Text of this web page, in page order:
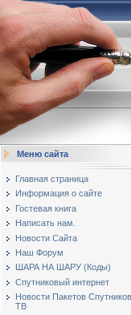
Меню сайта
Главная страница
Информация о сайте
Гостевая книга
Написать нам.
Новости Сайта
Наш Форум
ШАРА НА ШАРУ (Коды)
Спутниковый интернет
Новости Пакетов
ТВ